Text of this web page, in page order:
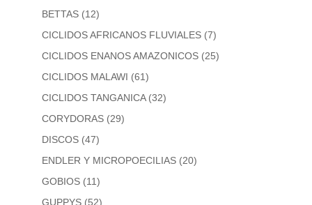
BETTAS (12)
CICLIDOS AFRICANOS FLUVIALES (7)
CICLIDOS ENANOS AMAZONICOS (25)
CICLIDOS MALAWI (61)
CICLIDOS TANGANICA (32)
CORYDORAS (29)
DISCOS (47)
ENDLER Y MICROPOECILIAS (20)
GOBIOS (11)
GUPPYS (52)